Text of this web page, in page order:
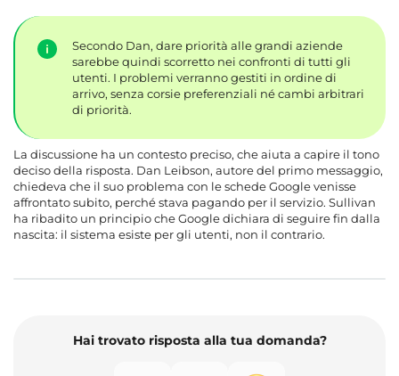
Secondo Dan, dare priorità alle grandi aziende
sarebbe quindi scorretto nei confronti di tutti gli
utenti. I problemi verranno gestiti in ordine di
arrivo, senza corsie preferenziali né cambi arbitrari
di priorità.
La discussione ha un contesto preciso, che aiuta a capire il tono
deciso della risposta. Dan Leibson, autore del primo messaggio,
chiedeva che il suo problema con le schede Google venisse
affrontato subito, perché stava pagando per il servizio. Sullivan
ha ribadito un principio che Google dichiara di seguire fin dalla
nascita: il sistema esiste per gli utenti, non il contrario.
Hai trovato risposta alla tua domanda?